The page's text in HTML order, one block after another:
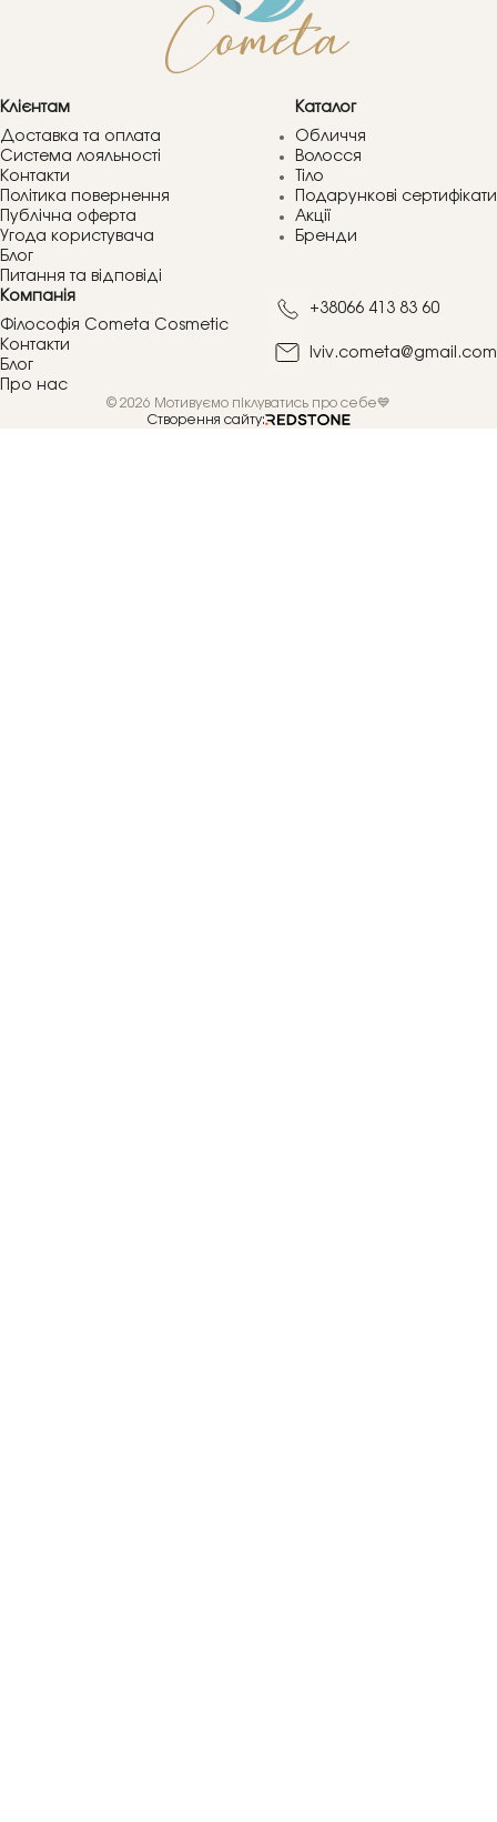
Клієнтам
Доставка та оплата
Система лояльності
Контакти
Політика повернення
Публічна оферта
Угода користувача
Блог
Питання та відповіді
Каталог
Обличчя
Волосся
Тіло
Подарункові сертифікати
Акції
Бренди
Компанія
Філософія Cometa Cosmetic
Контакти
Блог
Про нас
+38066 413 83 60
lviv.cometa@gmail.com
© 2026 Мотивуємо піклуватись про себе💙
Створення сайту: